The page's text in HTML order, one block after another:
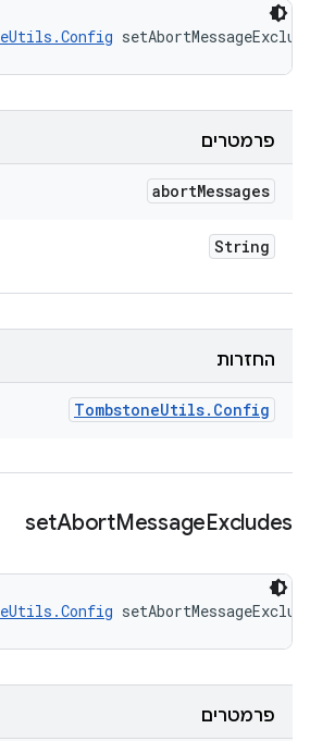
פרמטרים
abortMessages
String
החזרות
TombstoneUtils. Config
setAbortMessageExcludes
פרמטרים